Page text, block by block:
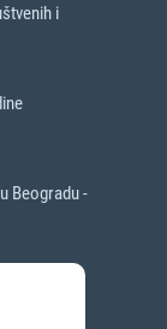
i
Beogradu -